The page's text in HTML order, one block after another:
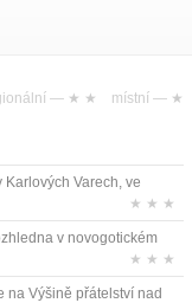
— ★ ★ místní — ★
Varech, ve
★ ★ ★
v novogotickém
★ ★ ★
na Výšině přátelství nad